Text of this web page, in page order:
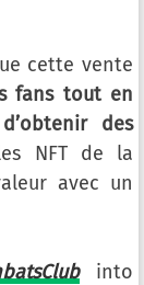
cette vente
fans tout en
des
NFT de la
avec un
into